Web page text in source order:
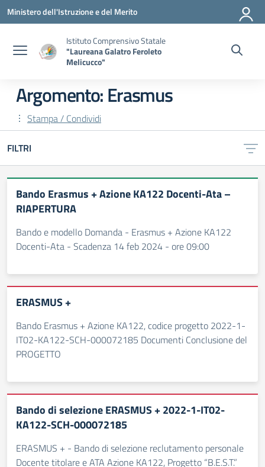
Vai ai contenuti
Vai al menu di navigazione
Vai al footer
Ministero dell'Istruzione e del Merito
Istituto Comprensivo Statale
"Laureana Galatro Feroleto
Melicucco"
Argomento: Erasmus
Stampa / Condividi
FILTRI
Bando Erasmus + Azione KA122 Docenti-Ata –
RIAPERTURA
Bando e modello Domanda - Erasmus + Azione KA122
Docenti-Ata - Scadenza 14 feb 2024 - ore 09:00
ERASMUS +
Bando Erasmus + Azione KA122, codice progetto 2022-1-
IT02-KA122-SCH-000072185 Documenti Conclusione del
PROGETTO
Bando di selezione ERASMUS + 2022-1-IT02-
KA122-SCH-000072185
ERASMUS + - Bando di selezione reclutamento personale
Docente titolare e ATA Azione KA122, Progetto “B.E.S.T.”